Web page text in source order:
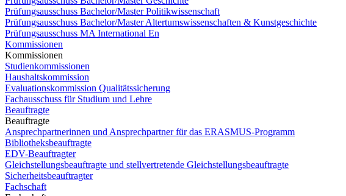
Prüfungsausschuss Bachelor/Master Politikwissenschaft
Prüfungsausschuss Bachelor/Master Altertumswissenschaften & Kunstgeschichte
Prüfungsausschuss MA International En
Kommissionen
Kommissionen
Studienkommissionen
Haushaltskommission
Evaluationskommission Qualitätssicherung
Fachausschuss für Studium und Lehre
Beauftragte
Beauftragte
Ansprechpartnerinnen und Ansprechpartner für das ERASMUS-Programm
Bibliotheksbeauftragte
EDV-Beauftragter
Gleichstellungsbeauftragte und stellvertretende Gleichstellungsbeauftragte
Sicherheitsbeauftragter
Fachschaft